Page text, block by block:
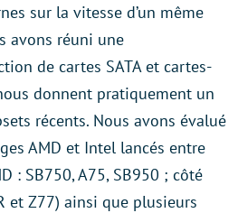
sur la vitesse d’un même
avons réuni une
de cartes SATA et cartes-
donnent pratiquement un
récents. Nous avons évalué
AMD et Intel lancés entre
: SB750, A75, SB950 ; côté
et Z77) ainsi que plusieurs